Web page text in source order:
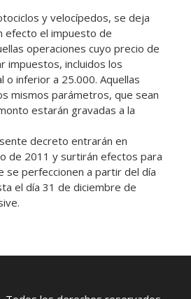
y velocípedos, se deja
efecto el impuesto de
operaciones cuyo precio de
impuestos, incluidos los
o inferior a 25.000. Aquellas
mismos parámetros, que sean
estarán gravadas a la
decreto entrarán en
de 2011 y surtirán efectos para
se perfeccionen a partir del día
el día 31 de diciembre de